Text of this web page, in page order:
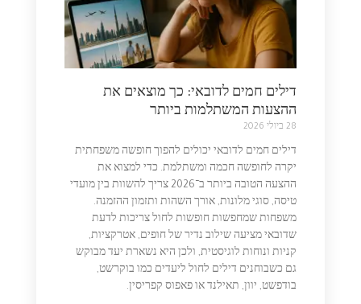
דילים חמים לדובאי: כך מוצאים את
ההצעות המשתלמות ביותר
28 ביולי 2026
דילים חמים לדובאי יכולים להפוך חופשה משפחתית
יקרה לחופשה חכמה ומשתלמת. כדי למצוא את
ההצעה הטובה ביותר ב־2026 צריך להשוות בין מועדי
טיסה, סוגי מלונות, אורך השהות ותזמון ההזמנה.
משפחות שמחפשות חופשות לחול צריכות לדעת
שדובאי מציעה שילוב נדיר של חופים, אטרקציות,
קניות ונוחות לוגיסטית, ולכן היא נשארת יעד מבוקש
גם כשבוחנים דילים לחול ליעדים כמו בוקרשט,
בודפשט, יוון, תאילנד או פאפוס קפריסין.